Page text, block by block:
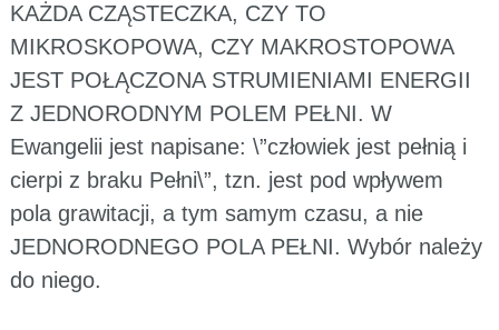
KAŻDA CZĄSTECZKA, CZY TO
MIKROSKOPOWA, CZY MAKROSTOPOWA
JEST POŁĄCZONA STRUMIENIAMI ENERGII
Z JEDNORODNYM POLEM PEŁNI. W
Ewangelii jest napisane: \”człowiek jest pełnią i
cierpi z braku Pełni\”, tzn. jest pod wpływem
pola grawitacji, a tym samym czasu, a nie
JEDNORODNEGO POLA PEŁNI. Wybór należy
do niego.